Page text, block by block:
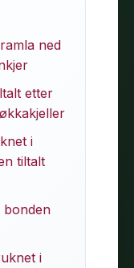
ned
etter
i
tiltalt
bonden
i